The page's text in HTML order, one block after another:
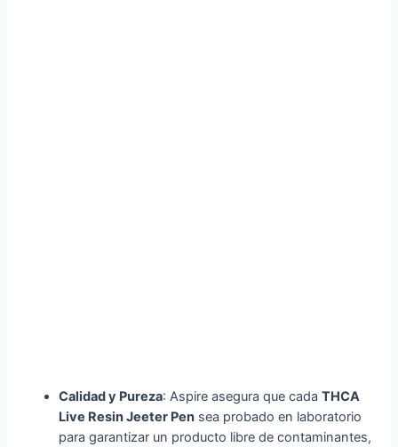
Calidad y Pureza: Aspire asegura que cadaTHCA
Live Resin Jeeter Pen sea probado en laboratorio
para garantizar un producto libre de contaminantes,